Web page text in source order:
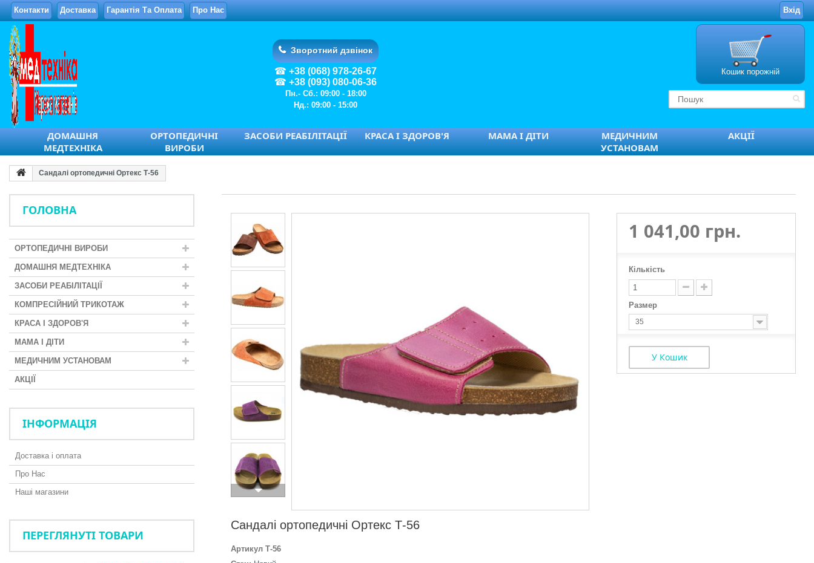
Контакти Доставка Гарантія Та Оплата Про Нас Вхід
Зворотний дзвінок
+38 (068) 978-26-67
+38 (093) 080-06-36
Пн.- Сб.: 09:00 - 18:00
Нд.: 09:00 - 15:00
Кошик порожній
ДОМАШНЯ
МЕДТЕХНІКА
ОРТОПЕДИЧНІ
ВИРОБИ
ЗАСОБИ РЕАБІЛІТАЦІЇ КРАСА І ЗДОРОВ'Я МАМА І ДІТИ
МЕДИЧНИМ
УСТАНОВАМ
АКЦІЇ
Сандалі ортопедичні Ортекс Т-56
ГОЛОВНА
ОРТОПЕДИЧНІ ВИРОБИ
ДОМАШНЯ МЕДТЕХНІКА
ЗАСОБИ РЕАБІЛІТАЦІЇ
КОМПРЕСІЙНИЙ ТРИКОТАЖ
КРАСА І ЗДОРОВ'Я
МАМА І ДІТИ
МЕДИЧНИМ УСТАНОВАМ
АКЦІЇ
ІНФОРМАЦІЯ
Доставка і оплата
Про Нас
Наші магазини
ПЕРЕГЛЯНУТІ ТОВАРИ
Сандалі ортопедичні Ортекс Т-56
Артикул Т-56
1 041,00 грн.
Кількість
Размер
35
У Кошик